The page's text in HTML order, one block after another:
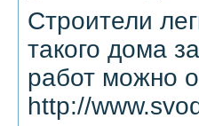
Строители
такого дома
работ можно
http://